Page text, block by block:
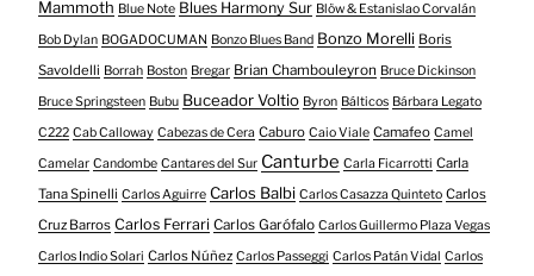
Mammoth Blue Note Blues Harmony Sur Blöw & Estanislao Corvalán
Bob Dylan BOGADOCUMAN Bonzo Blues Band Bonzo Morelli Boris
Savoldelli Borrah Boston Bregar Brian Chambouleyron Bruce Dickinson
Bruce Springsteen Bubu Buceador Voltio Byron Bálticos Bárbara Legato
C222 Cab Calloway Cabezas de Cera Caburo Caio Viale Camafeo Camel
Camelar Candombe Cantares del Sur Canturbe Carla Ficarrotti Carla
Tana Spinelli Carlos Aguirre Carlos Balbi Carlos Casazza Quinteto Carlos
Cruz Barros Carlos Ferrari Carlos Garófalo Carlos Guillermo Plaza Vegas
Carlos Indio Solari Carlos Núñez Carlos Passeggi Carlos Patán Vidal Carlos